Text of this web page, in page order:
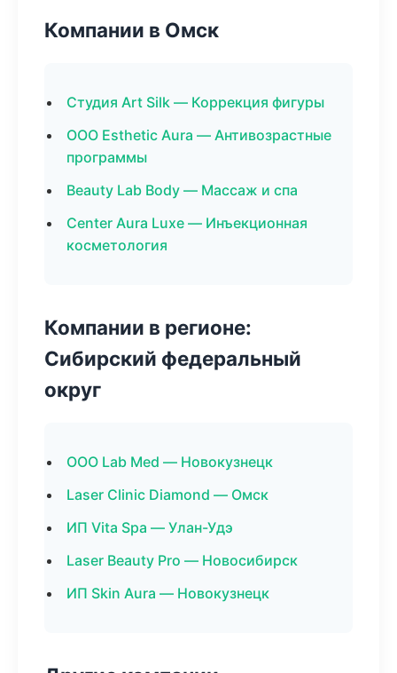
Компании в Омск
Студия Art Silk — Коррекция фигуры
ООО Esthetic Aura — Антивозрастные
программы
Beauty Lab Body — Массаж и спа
Center Aura Luxe — Инъекционная
косметология
Компании в регионе:
Сибирский федеральный
округ
ООО Lab Med — Новокузнецк
Laser Clinic Diamond — Омск
ИП Vita Spa — Улан-Удэ
Laser Beauty Pro — Новосибирск
ИП Skin Aura — Новокузнецк